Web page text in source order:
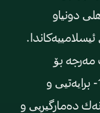
دونیاو
ئیسلامییه‌كاندا.
مه‌رجه‌ بۆ
كاریگه‌ریی چاكتر هه‌بوون له‌سه‌ر میلله‌ت. 11- برایه‌تیی و
ده‌مارگیریی و